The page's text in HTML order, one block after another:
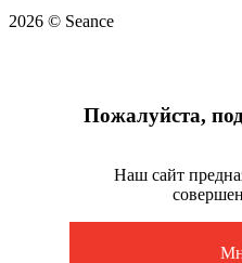
2026 © Seance
Пожалуйста,
Наш сайт